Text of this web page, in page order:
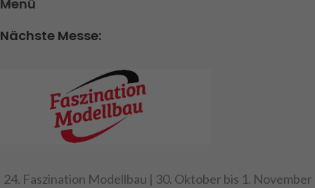
Menü
Nächste Messe:
24. Faszination Modellbau | 30. Oktober bis 1. November